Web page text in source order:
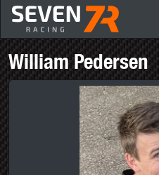
William Pedersen